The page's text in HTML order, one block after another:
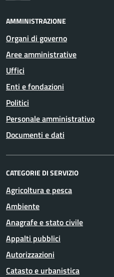
AMMINISTRAZIONE
Organi di governo
Aree amministrative
Uffici
Enti e fondazioni
Politici
Personale amministrativo
Documenti e dati
CATEGORIE DI SERVIZIO
Agricoltura e pesca
Ambiente
Anagrafe e stato civile
Appalti pubblici
Autorizzazioni
Catasto e urbanistica